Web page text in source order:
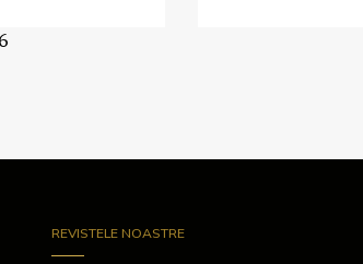
REVISTELE NOASTRE